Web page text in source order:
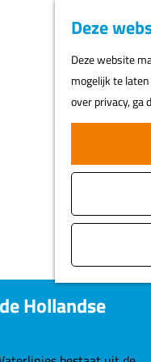
Deze
Deze website
mogelijk te
over privacy, ga
Hollandse